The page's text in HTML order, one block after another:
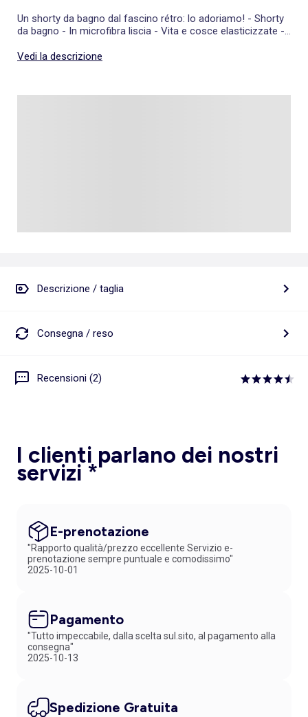
Un shorty da bagno dal fascino rétro: lo adoriamo! - Shorty
da bagno - In microfibra liscia - Vita e cosce elasticizzate -
modella indossa una taglia S ed è alta 1m75
Vedi la descrizione
Descrizione / taglia
Consegna / reso
Recensioni (2)
I clienti parlano dei nostri
servizi *
E-prenotazione
"Rapporto qualità/prezzo eccellente Servizio e-
prenotazione sempre puntuale e comodissimo"
2025-10-01
Pagamento
"Tutto impeccabile, dalla scelta sul.sito, al pagamento alla
consegna"
2025-10-13
Spedizione Gratuita